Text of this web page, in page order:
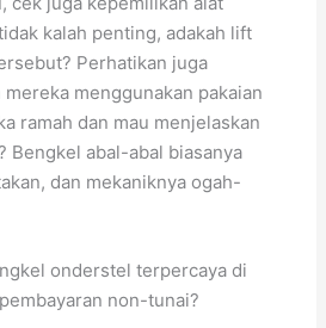
kalah penting, adakah lift
Perhatikan juga
menggunakan pakaian
ramah dan mau menjelaskan
Bengkel abal-abal biasanya
dan mekaniknya ogah-
onderstel terpercaya di
non-tunai?